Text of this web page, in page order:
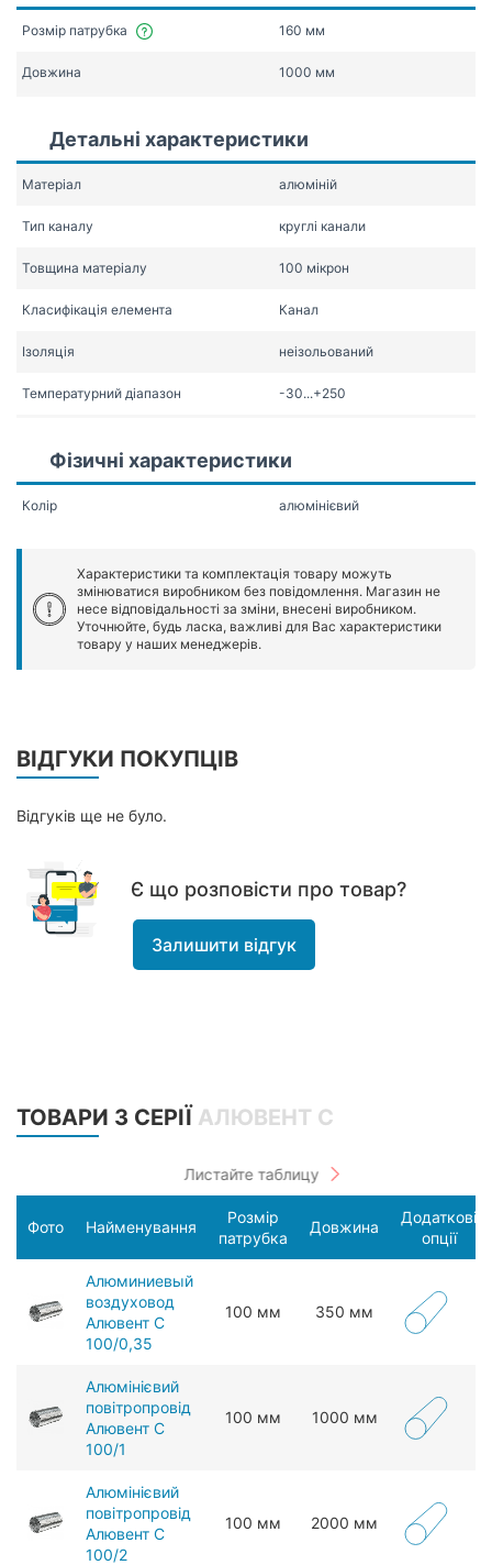
Розмір патрубка 160 мм
Довжина 1000 мм
Детальні характеристики
Матеріал алюміній
Тип каналу круглі канали
Товщина матеріалу 100 мікрон
Класифікація елемента Канал
Ізоляція неізольований
Температурний діапазон -30...+250
Фізичні характеристики
Колір алюмінієвий
Характеристики та комплектація товару можуть
змінюватися виробником без повідомлення. Магазин не
несе відповідальності за зміни, внесені виробником.
Уточнюйте, будь ласка, важливі для Вас характеристики
товару у наших менеджерів.
ВІДГУКИ ПОКУПЦІВ
Відгуків ще не було.
Є що розповісти про товар?
Залишити відгук
ТОВАРИ З СЕРІЇ АЛЮВЕНТ С
Фото Найменування
Розмір
патрубка
Довжина
Додаткові
опції
Алюминиевый
воздуховод
Алювент С
100/0,35
100 мм 350 мм
Алюмінієвий
повітропровід
Алювент С
100/1
100 мм 1000 мм
Алюмінієвий
повітропровід
Алювент С
100/2
100 мм 2000 мм